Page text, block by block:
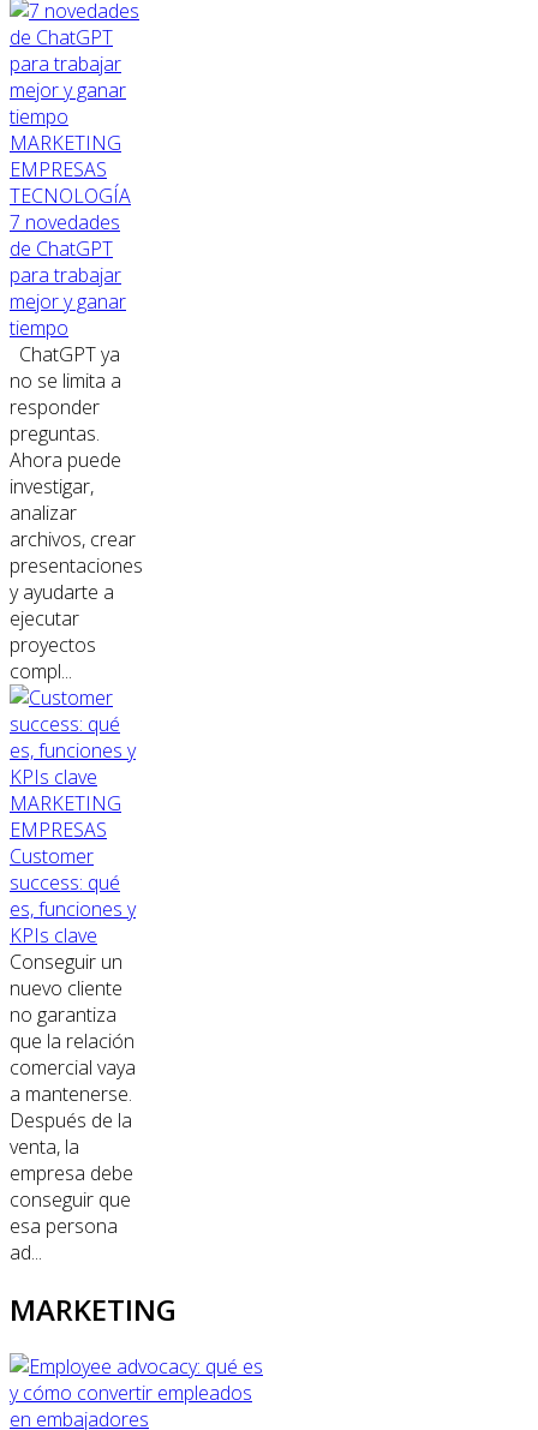
MARKETING
EMPRESAS
TECNOLOGÍA
7 novedades
de ChatGPT
para trabajar
mejor y ganar
tiempo
ChatGPT ya
no se limita a
responder
preguntas.
Ahora puede
investigar,
analizar
archivos, crear
presentaciones
y ayudarte a
ejecutar
proyectos
compl...
MARKETING
EMPRESAS
Customer
success: qué
es, funciones y
KPIs clave
Conseguir un
nuevo cliente
no garantiza
que la relación
comercial vaya
a mantenerse.
Después de la
venta, la
empresa debe
conseguir que
esa persona
ad...
MARKETING